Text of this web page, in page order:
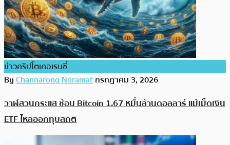
ข่าวคริปโตเคอเรนซี่
ByChannarong Noramatกรกฎาคม 3, 2026
วาฬสวนกระแส ช้อน Bitcoin 1.67 หมื่นล้านดอลลาร์ แม้เม็ดเงิน
ETF ไหลออกทุบสถิติ